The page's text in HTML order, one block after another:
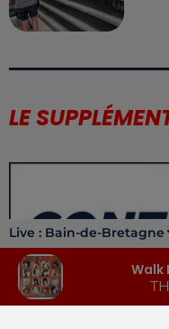
Live : Bain-de-Bretagne
Walk
LE